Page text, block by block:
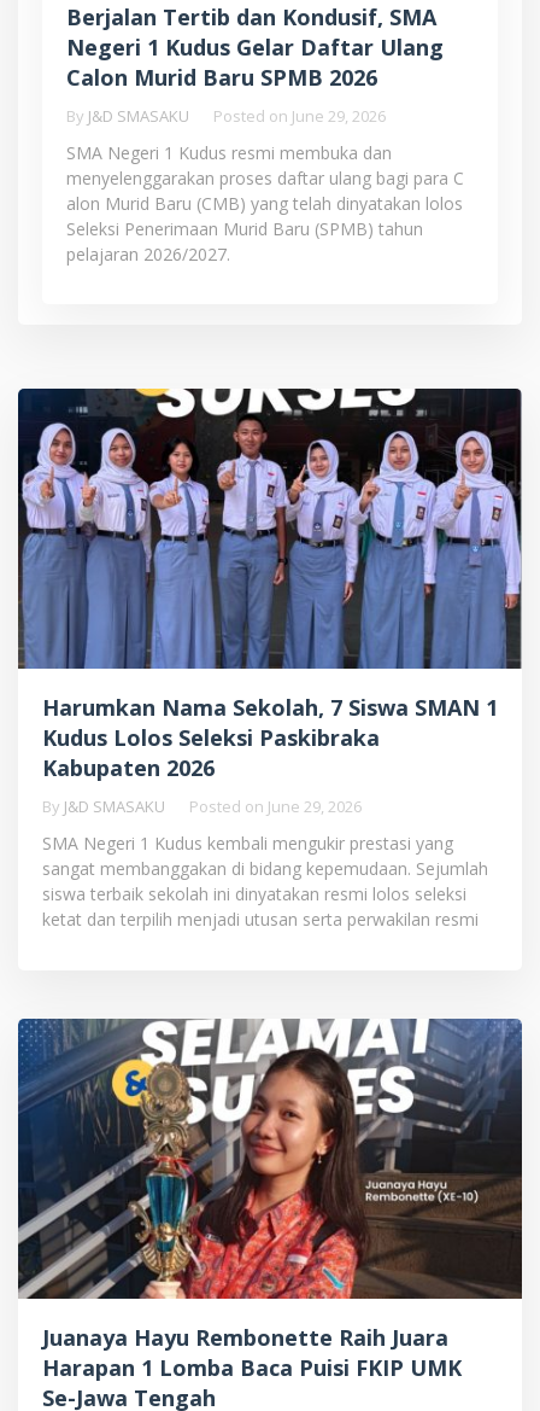
Berjalan Tertib dan Kondusif, SMA
Negeri 1 Kudus Gelar Daftar Ulang
Calon Murid Baru SPMB 2026
By J&D SMASAKU Posted on June 29, 2026
SMA Negeri 1 Kudus resmi membuka dan
menyelenggarakan proses daftar ulang bagi para C
alon Murid Baru (CMB) yang telah dinyatakan lolos
Seleksi Penerimaan Murid Baru (SPMB) tahun
pelajaran 2026/2027.
Harumkan Nama Sekolah, 7 Siswa SMAN 1
Kudus Lolos Seleksi Paskibraka
Kabupaten 2026
By J&D SMASAKU Posted on June 29, 2026
SMA Negeri 1 Kudus kembali mengukir prestasi yang
sangat membanggakan di bidang kepemudaan. Sejumlah
siswa terbaik sekolah ini dinyatakan resmi lolos seleksi
ketat dan terpilih menjadi utusan serta perwakilan resmi
Juanaya Hayu Rembonette Raih Juara
Harapan 1 Lomba Baca Puisi FKIP UMK
Se-Jawa Tengah